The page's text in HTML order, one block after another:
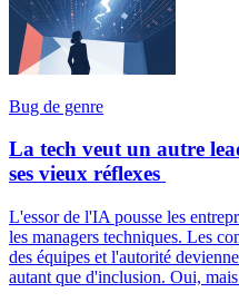
Bug de genre
La tech veut un autre
ses vieux réflexes
L'essor de l'IA pousse les
les managers techniques. Les
des équipes et l'autorité
autant que d'inclusion. Oui,